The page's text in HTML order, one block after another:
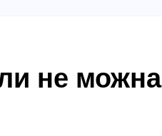
не можна